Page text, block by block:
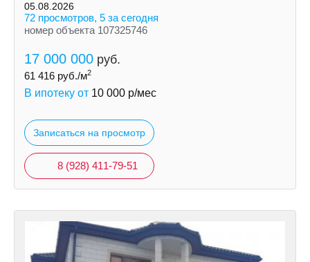
05.08.2026
72 просмотров, 5 за сегодня
номер объекта 107325746
17 000 000 руб.
61 416 руб./м2
В ипотеку от 10 000 р/мес
Записаться на просмотр
8 (928) 411-79-51